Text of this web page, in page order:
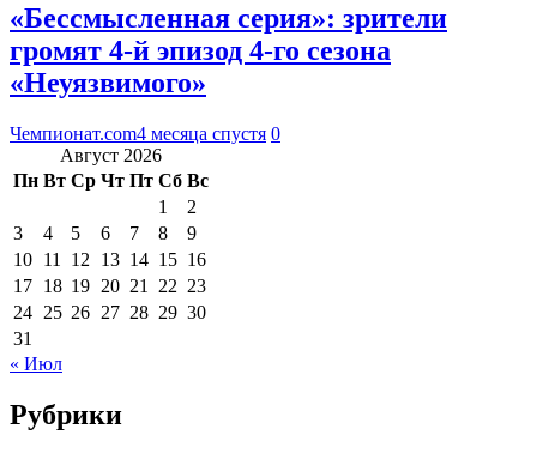
«Бессмысленная серия»: зрители
громят 4-й эпизод 4-го сезона
«Неуязвимого»
Чемпионат.com4 месяца спустя 0
Август 2026
Пн Вт Ср Чт Пт Сб Вс
1
2
3
4 5 6 7 8
9
10 11 12 13 14 15 16
17 18 19 20 21 22 23
24 25 26 27 28 29 30
31
« Июл
Рубрики